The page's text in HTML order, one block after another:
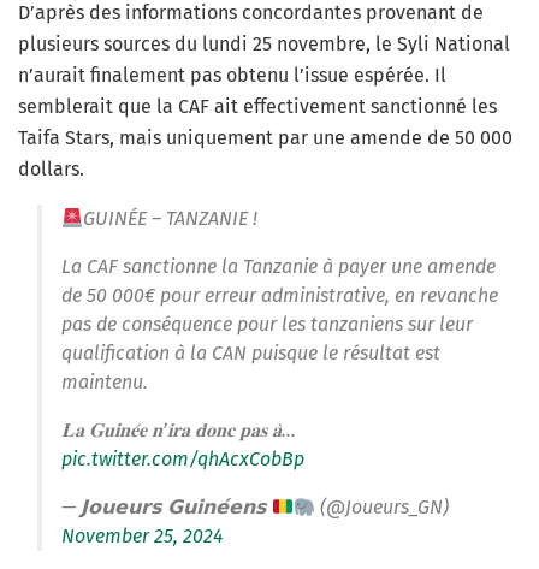
D’après des informations concordantes provenant de
plusieurs sources du lundi 25 novembre, le Syli National
n’aurait finalement pas obtenu l’issue espérée. Il
semblerait que la CAF ait effectivement sanctionné les
Taifa Stars, mais uniquement par une amende de 50 000
dollars.
GUINÉE – TANZANIE !
La CAF sanctionne la Tanzanie à payer une amende
de 50 000€ pour erreur administrative, en revanche
pas de conséquence pour les tanzaniens sur leur
qualification à la CAN puisque le résultat est
maintenu.
𝐋𝐚 𝐆𝐮𝐢𝐧𝐞́𝐞 𝐧’𝐢𝐫𝐚 𝐝𝐨𝐧𝐜 𝐩𝐚𝐬 𝐚̀…
pic.twitter.com/qhAcxCobBp
— 𝗝𝗼𝘂𝗲𝘂𝗿𝘀 𝗚𝘂𝗶𝗻𝗲́𝗲𝗻𝘀
(@Joueurs_GN)
November 25, 2024